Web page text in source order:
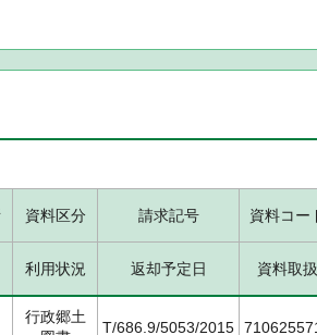
資料区分 請求記号 資料コー
利用状況 返却予定日 資料取扱
行政郷土
T/686.9/5053/2015